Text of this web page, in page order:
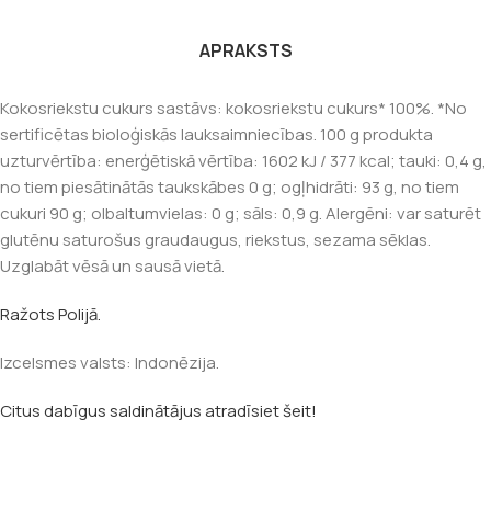
APRAKSTS
Kokosriekstu cukurs sastāvs: kokosriekstu cukurs* 100%. *No
sertificētas bioloģiskās lauksaimniecības. 100 g produkta
uzturvērtība: enerģētiskā vērtība: 1602 kJ / 377 kcal; tauki: 0,4 g,
no tiem piesātinātās taukskābes 0 g; ogļhidrāti: 93 g, no tiem
cukuri 90 g; olbaltumvielas: 0 g; sāls: 0,9 g. Alergēni: var saturēt
glutēnu saturošus graudaugus, riekstus, sezama sēklas.
Uzglabāt vēsā un sausā vietā.
Ražots Polijā.
Izcelsmes valsts: Indonēzija.
Citus dabīgus saldinātājus atradīsiet šeit!